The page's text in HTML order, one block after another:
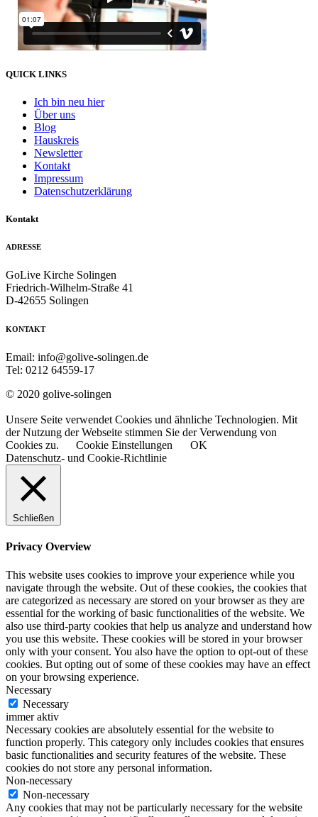
QUICK LINKS
Ich bin neu hier
Über uns
Blog
Hauskreis
Newsletter
Kontakt
Impressum
Datenschutzerklärung
Kontakt
ADRESSE
GoLive Kirche Solingen
Friedrich-Wilhelm-Straße 41
D-42655 Solingen
KONTAKT
Email: info@golive-solingen.de
Tel: 0212 64559-17
© 2020 golive-solingen
Unsere Seite verwendet Cookies und ähnliche Technologien. Mit
der Nutzung der Webseite stimmen Sie der Verwendung von
Cookies zu.
Cookie Einstellungen
OK
Datenschutz- und Cookie-Richtlinie
Schließen
Privacy Overview
This website uses cookies to improve your experience while you
navigate through the website. Out of these cookies, the cookies that
are categorized as necessary are stored on your browser as they are
essential for the working of basic functionalities of the website. We
also use third-party cookies that help us analyze and understand how
you use this website. These cookies will be stored in your browser
only with your consent. You also have the option to opt-out of these
cookies. But opting out of some of these cookies may have an effect
on your browsing experience.
Necessary
Necessary
immer aktiv
Necessary cookies are absolutely essential for the website to
function properly. This category only includes cookies that ensures
basic functionalities and security features of the website. These
cookies do not store any personal information.
Non-necessary
Non-necessary
Any cookies that may not be particularly necessary for the website